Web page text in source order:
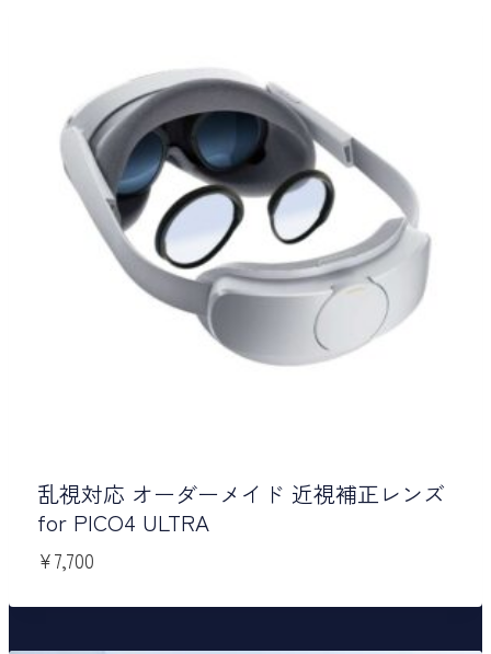
乱視対応 オーダーメイド 近視補正レンズ
for PICO4 ULTRA
¥7,700